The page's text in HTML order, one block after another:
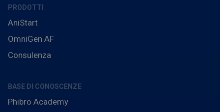
PRODOTTI
AniStart
OmniGen AF
Consulenza
BASE DI CONOSCENZE
Phibro Academy